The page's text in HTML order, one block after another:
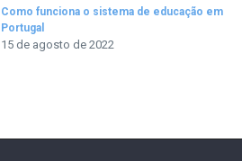
Como funciona o sistema de educação em
Portugal
15 de agosto de 2022